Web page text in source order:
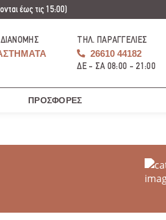
έως τις 15:00)
ΤΗΛ. ΠΑΡΑΓΓΕΛΊΕΣ
26610 44182
ΔΕ - ΣΑ 08:00 - 21:00
Το καλάθι μου
ΠΡΟΣΦΟΡΈΣ